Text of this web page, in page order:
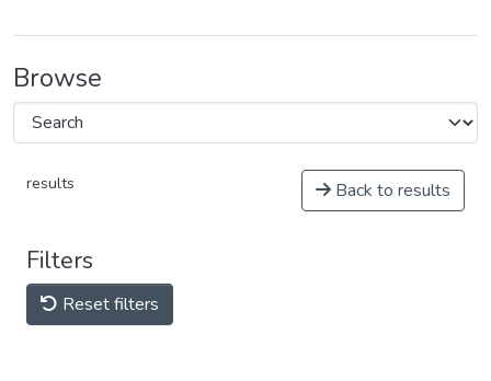
Browse
results Back to results
Filters
Reset filters